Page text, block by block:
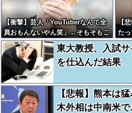
【衝撃】芸人「YouTuberなんて全
員おもんないやん笑」←そもそもこ
れが始まりなんだと思うんだがどう
思う？？？？？
【
た
w w
東大教授、入試サ
を仕込んだ結果
【悲報】熊本は
木外相は中南米